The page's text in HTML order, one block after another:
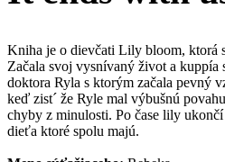
Kniha je o dievčati Lily bloom, ktorá
Začala svoj vysnívaný život a kuppía
doktora Ryla s ktorým začala pevný
keď zist´ že Ryle mal výbušnú
chyby z minulosti. Po čase lily
dieťa ktoré spolu majú.